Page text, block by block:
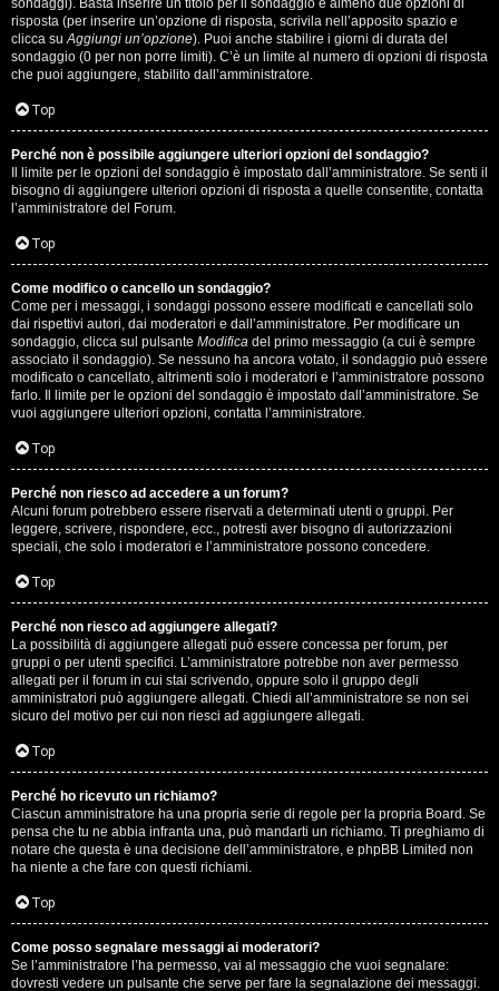
sondaggi). Basta inserire un titolo per il sondaggio e almeno due opzioni di
risposta (per inserire un’opzione di risposta, scrivila nell’apposito spazio e
clicca suAggiungi un’opzione). Puoi anche stabilire i giorni di durata del
sondaggio (0 per non porre limiti). C’è un limite al numero di opzioni di risposta
che puoi aggiungere, stabilito dall’amministratore.
Top
Perché non è possibile aggiungere ulteriori opzioni del sondaggio?
Il limite per le opzioni del sondaggio è impostato dall’amministratore. Se senti il
bisogno di aggiungere ulteriori opzioni di risposta a quelle consentite, contatta
l’amministratore del Forum.
Top
Come modifico o cancello un sondaggio?
Come per i messaggi, i sondaggi possono essere modificati e cancellati solo
dai rispettivi autori, dai moderatori e dall’amministratore. Per modificare un
sondaggio, clicca sul pulsante Modifica del primo messaggio (a cui è sempre
associato il sondaggio). Se nessuno ha ancora votato, il sondaggio può essere
modificato o cancellato, altrimenti solo i moderatori e l’amministratore possono
farlo. Il limite per le opzioni del sondaggio è impostato dall’amministratore. Se
vuoi aggiungere ulteriori opzioni, contatta l’amministratore.
Top
Perché non riesco ad accedere a un forum?
Alcuni forum potrebbero essere riservati a determinati utenti o gruppi. Per
leggere, scrivere, rispondere, ecc., potresti aver bisogno di autorizzazioni
speciali, che solo i moderatori e l’amministratore possono concedere.
Top
Perché non riesco ad aggiungere allegati?
La possibilità di aggiungere allegati può essere concessa per forum, per
gruppi o per utenti specifici. L’amministratore potrebbe non aver permesso
allegati per il forum in cui stai scrivendo, oppure solo il gruppo degli
amministratori può aggiungere allegati. Chiedi all’amministratore se non sei
sicuro del motivo per cui non riesci ad aggiungere allegati.
Top
Perché ho ricevuto un richiamo?
Ciascun amministratore ha una propria serie di regole per la propria Board. Se
pensa che tu ne abbia infranta una, può mandarti un richiamo. Ti preghiamo di
notare che questa è una decisione dell’amministratore, e phpBB Limited non
ha niente a che fare con questi richiami.
Top
Come posso segnalare messaggi ai moderatori?
Se l’amministratore l’ha permesso, vai al messaggio che vuoi segnalare:
dovresti vedere un pulsante che serve per fare la segnalazione dei messaggi.
g
i
D
'
A
g
o
s
t
i
n
o
.
.
.
R
e
s
o
c
o
n
t
i
S